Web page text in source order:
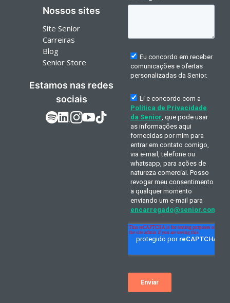
Nossos sites
Site Senior
Carreiras
Blog
Senior Store
Estamos nas redes
sociais